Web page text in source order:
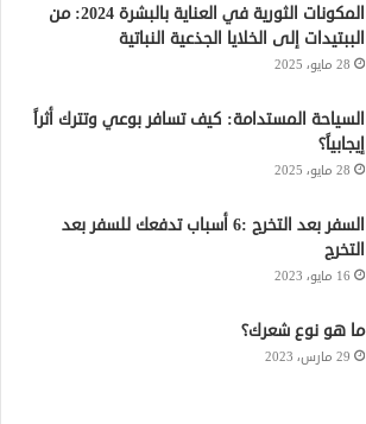
ي
ت
ا
م
ق
المكونات الثورية في العناية بالبشرة 2024: من
الببتيدات إلى الخلايا الجذعية النباتية
28 مايو، 2025
السياحة المستدامة: كيف تسافر بوعي وتترك أثراً
إيجابياً؟
28 مايو، 2025
السفر بعد التخرج :6 أسباب تدفعك للسفر بعد
التخرج
16 مايو، 2023
ما هو نوع شعرك؟
29 مارس، 2023